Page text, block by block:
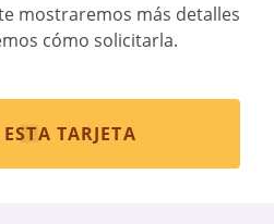
mostraremos más detalles
cómo solicitarla.
TARJETA